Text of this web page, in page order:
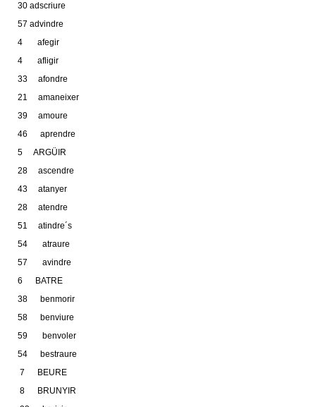
30 adscriure
57 advindre
4 afegir
4 afligir
33 afondre
21 amaneixer
39 amoure
46 aprendre
5 ARGÜIR
28 ascendre
43 atanyer
28 atendre
51 atindre´s
54 atraure
57 avindre
6 BATRE
38 benmorir
58 benviure
59 benvoler
54 bestraure
7 BEURE
8 BRUNYIR